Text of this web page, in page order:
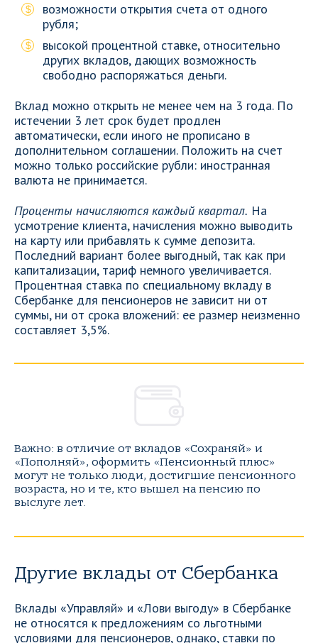
возможности открытия счета от одного
рубля;
высокой процентной ставке, относительно
других вкладов, дающих возможность
свободно распоряжаться деньги.
Вклад можно открыть не менее чем на 3 года. По
истечении 3 лет срок будет продлен
автоматически, если иного не прописано в
дополнительном соглашении. Положить на счет
можно только российские рубли: иностранная
валюта не принимается.
Проценты начисляются каждый квартал. На
усмотрение клиента, начисления можно выводить
на карту или прибавлять к сумме депозита.
Последний вариант более выгодный, так как при
капитализации, тариф немного увеличивается.
Процентная ставка по специальному вкладу в
Сбербанке для пенсионеров не зависит ни от
суммы, ни от срока вложений: ее размер неизменно
составляет 3,5%.
Важно: в отличие от вкладов «Сохраняй» и
«Пополняй», оформить «Пенсионный плюс»
могут не только люди, достигшие пенсионного
возраста, но и те, кто вышел на пенсию по
выслуге лет.
Другие вклады от Сбербанка
Вклады «Управляй» и «Лови выгоду» в Сбербанке
не относятся к предложениям со льготными
условиями для пенсионеров, однако, ставки по